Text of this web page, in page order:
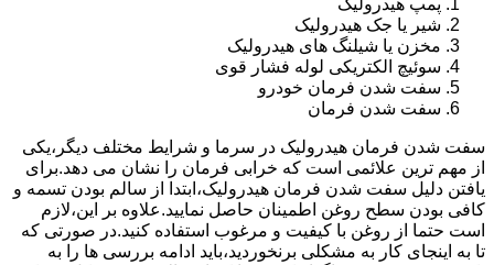
پمپ هیدرولیک
شیر یا جک هیدرولیک
مخزن یا شیلنگ های هیدرولیک
سوئیچ الکتریکی لوله فشار قوی
سفت شدن فرمان خودرو
سفت شدن فرمان
سفت شدن فرمان هیدرولیک در سرما و شرایط مختلف دیگر،یکی
از مهم ترین علائمی است که خرابی فرمان را نشان می دهد.برای
یافتن دلیل سفت شدن فرمان هیدرولیک،ابتدا از سالم بودن تسمه و
کافی بودن سطح روغن اطمینان حاصل نمایید.علاوه بر این،لازم
است حتما از روغن با کیفیت و مرغوب استفاده کنید.در صورتی که
تا به اینجای کار به مشکلی برنخوردید،باید ادامه بررسی ها را به